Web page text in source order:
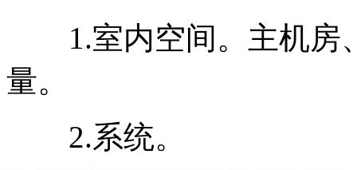
1.室内空间。主机房
量。
2.系统。